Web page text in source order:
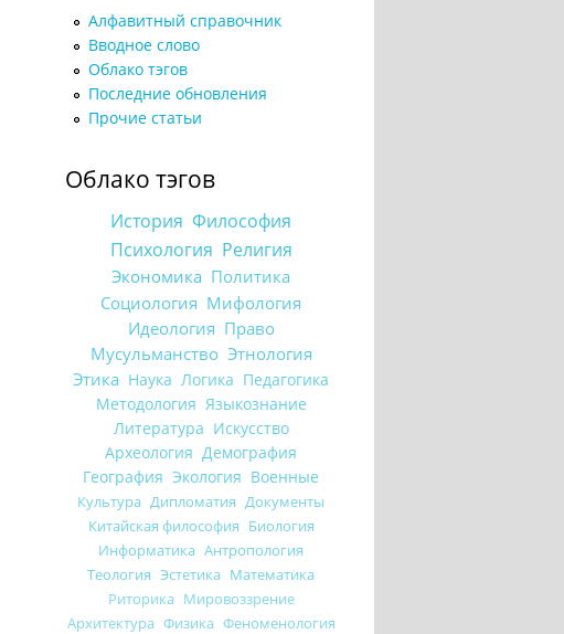
Алфавитный справочник
Вводное слово
Облако тэгов
Последние обновления
Прочие статьи
Облако тэгов
История Философия
Психология Религия
Экономика Политика
Социология Мифология
Идеология Право
Мусульманство Этнология
Этика Наука Логика Педагогика
Методология Языкознание
Литература Искусство
Археология Демография
География Экология Военные
Культура Дипломатия Документы
Китайская философия Биология
Информатика Антропология
Теология Эстетика Математика
Риторика Мировоззрение
Архитектура Физика Феноменология